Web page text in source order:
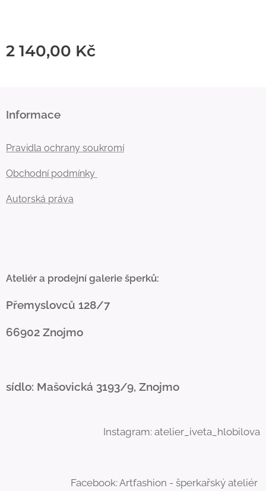
2 140,00 Kč
Informace
Pravidla ochrany soukromí
Obchodní podmínky
Autorská práva
Ateliér a prodejní galerie šperků:
Přemyslovců 128/7
66902 Znojmo
sídlo: Mašovická 3193/9, Znojmo
Instagram: atelier_iveta_hlobilova
Facebook: Artfashion - šperkařský ateliér